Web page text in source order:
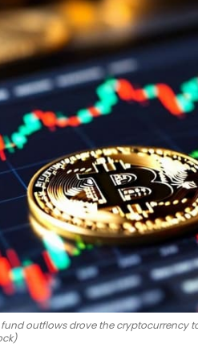
outflows drove the cryptocurrency